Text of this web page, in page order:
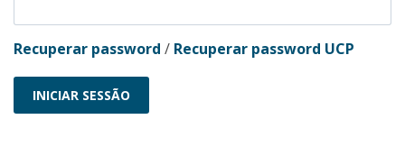
Recuperar password / Recuperar password UCP
INICIAR SESSÃO